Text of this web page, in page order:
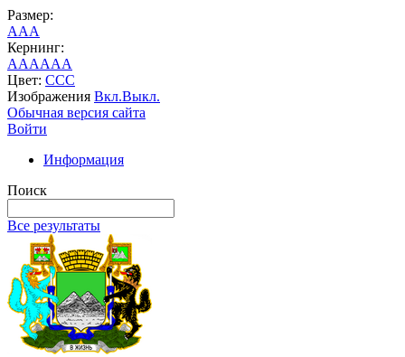
Размер:
AAA
Кернинг:
AAAAAA
Цвет: CCC
Изображения Вкл.Выкл.
Обычная версия сайта
Войти
Информация
Поиск
Все результаты